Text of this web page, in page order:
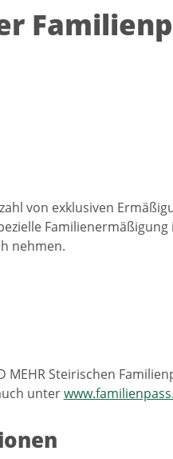
von exklusiven
nehmen.
MEHR Steirischen
unter